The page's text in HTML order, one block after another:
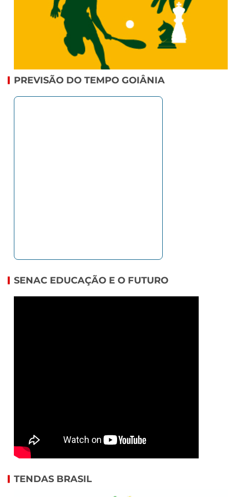
PREVISÃO DO TEMPO GOIÂNIA
SENAC EDUCAÇÃO E O FUTURO
TENDAS BRASIL